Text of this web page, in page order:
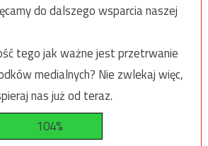
do dalszego wsparcia naszej
tego jak ważne jest przetrwanie
medialnych? Nie zwlekaj więc,
nas już od teraz.
104%